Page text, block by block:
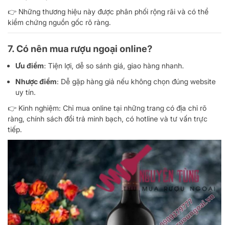
👉 Những thương hiệu này được phân phối rộng rãi và có thể
kiểm chứng nguồn gốc rõ ràng.
7. Có nên mua rượu ngoại online?
Ưu điểm: Tiện lợi, dễ so sánh giá, giao hàng nhanh.
Nhược điểm: Dễ gặp hàng giả nếu không chọn đúng website
uy tín.
👉 Kinh nghiệm: Chỉ mua online tại những trang có địa chỉ rõ
ràng, chính sách đổi trả minh bạch, có hotline và tư vấn trực
tiếp.